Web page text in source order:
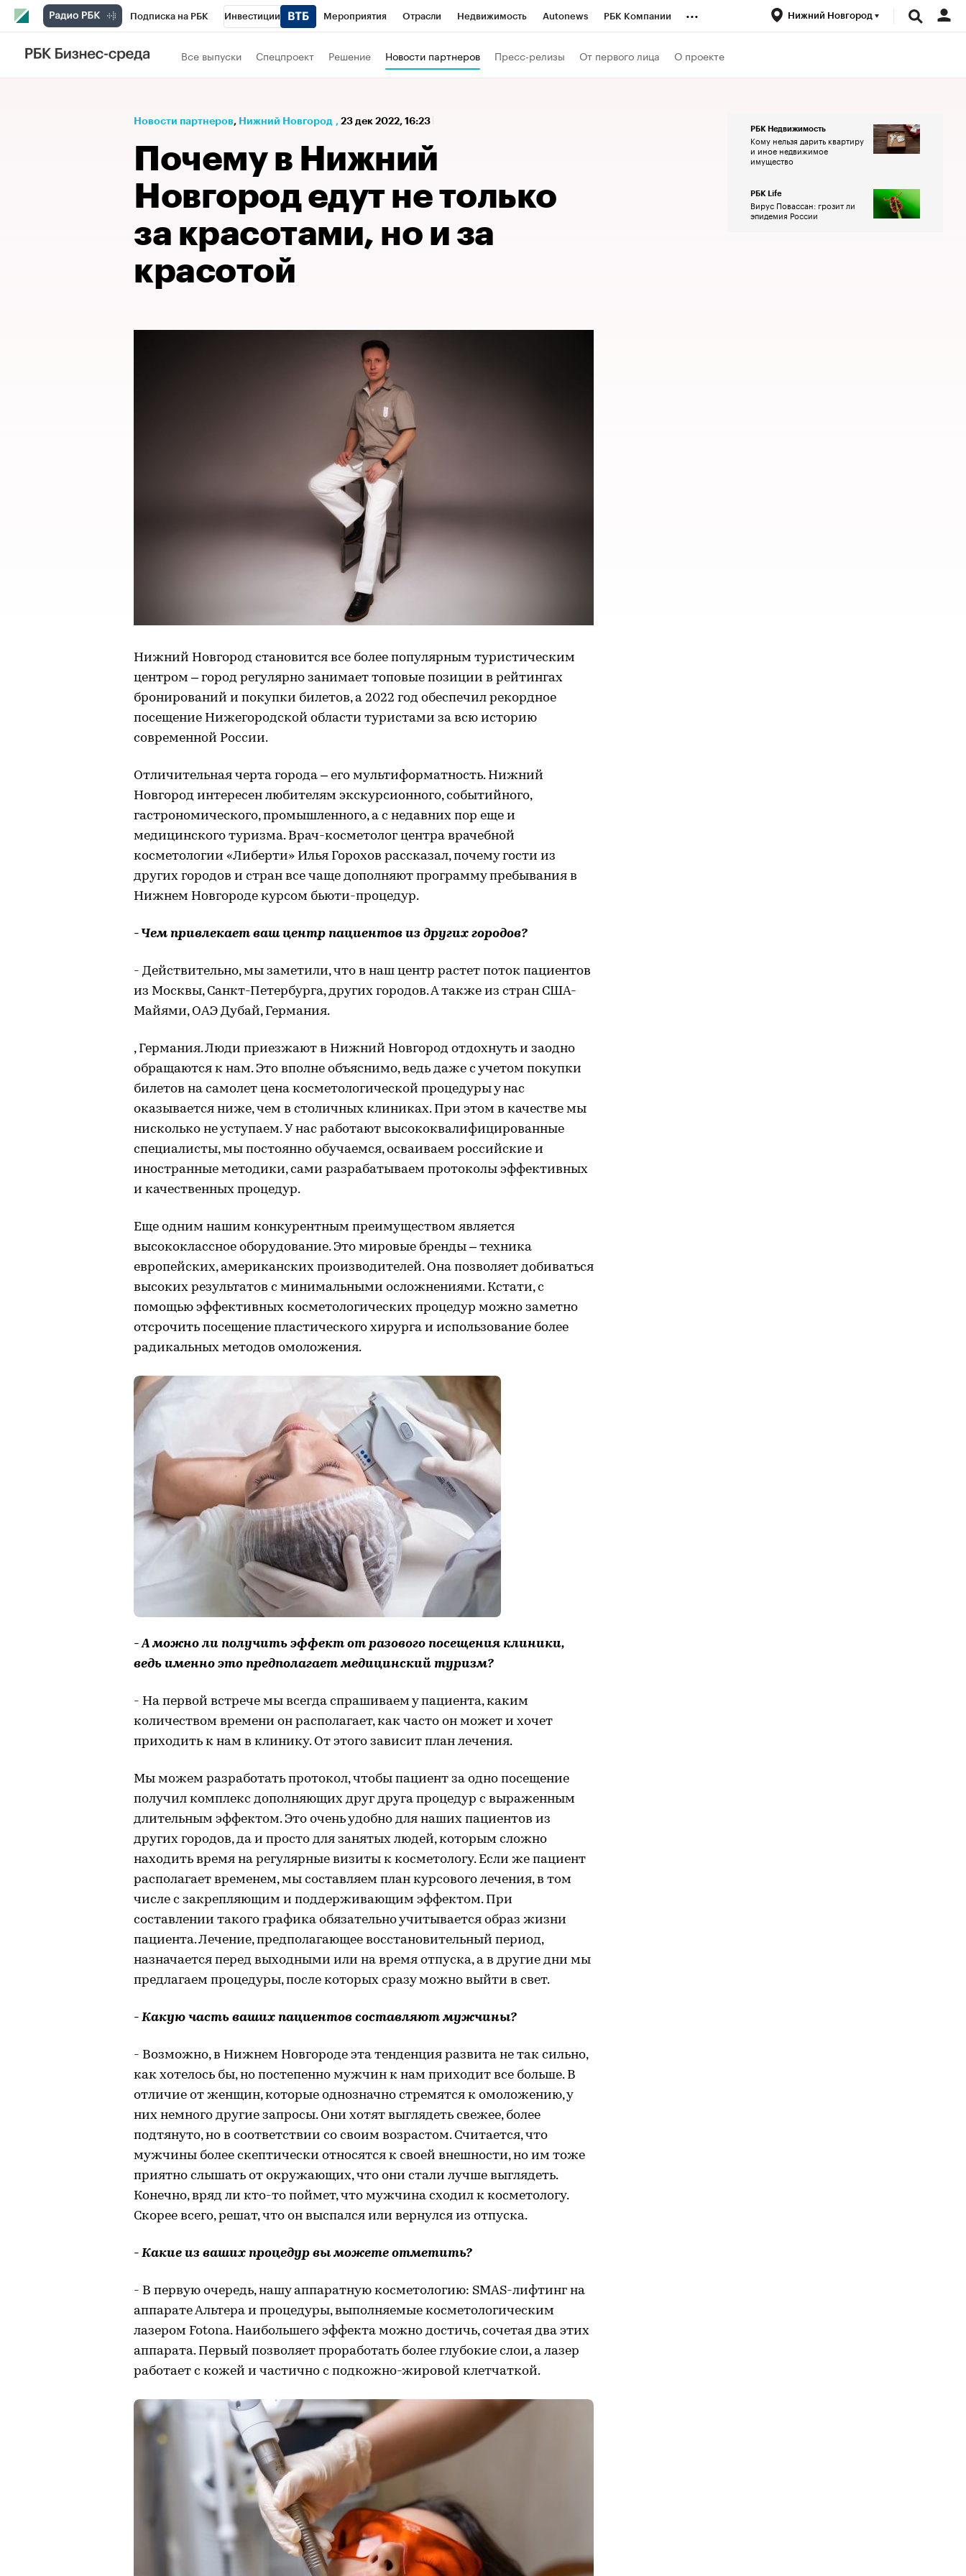
Подписка на РБК Инвестиции Мероприятия Отрасли Недвижимость Autonews РБК Компании
Телеканал
Спецпроекты Проверка контрагентов Экономика
... Нижний Новгород
Все выпуски Спецпроект Решение Новости партнеров Пресс-релизы От первого лица О проекте
Новости партнеров⁠, Нижний Новгород , 23 дек 2022, 16:23
Почему в Нижний
Новгород едут не только
за красотами, но и за
красотой
Нижний Новгород становится все более популярным туристическим
центром – город регулярно занимает топовые позиции в рейтингах
бронирований и покупки билетов, а 2022 год обеспечил рекордное
посещение Нижегородской области туристами за всю историю
современной России.
Отличительная черта города – его мультиформатность. Нижний
Новгород интересен любителям экскурсионного, событийного,
гастрономического, промышленного, а с недавних пор еще и
медицинского туризма. Врач-косметолог центра врачебной
косметологии «Либерти» Илья Горохов рассказал, почему гости из
других городов и стран все чаще дополняют программу пребывания в
Нижнем Новгороде курсом бьюти-процедур.
- Чем привлекает ваш центр пациентов из других городов?
- Действительно, мы заметили, что в наш центр растет поток пациентов
из Москвы, Санкт-Петербурга, других городов. А также из стран США-
Майями, ОАЭ Дубай, Германия.
, Германия. Люди приезжают в Нижний Новгород отдохнуть и заодно
обращаются к нам. Это вполне объяснимо, ведь даже с учетом покупки
билетов на самолет цена косметологической процедуры у нас
оказывается ниже, чем в столичных клиниках. При этом в качестве мы
нисколько не уступаем. У нас работают высококвалифицированные
специалисты, мы постоянно обучаемся, осваиваем российские и
иностранные методики, сами разрабатываем протоколы эффективных
и качественных процедур.
Еще одним нашим конкурентным преимуществом является
высококлассное оборудование. Это мировые бренды – техника
европейских, американских производителей. Она позволяет добиваться
высоких результатов с минимальными осложнениями. Кстати, с
помощью эффективных косметологических процедур можно заметно
отсрочить посещение пластического хирурга и использование более
радикальных методов омоложения.
- А можно ли получить эффект от разового посещения клиники,
ведь именно это предполагает медицинский туризм?
- На первой встрече мы всегда спрашиваем у пациента, каким
количеством времени он располагает, как часто он может и хочет
приходить к нам в клинику. От этого зависит план лечения.
Мы можем разработать протокол, чтобы пациент за одно посещение
получил комплекс дополняющих друг друга процедур с выраженным
длительным эффектом. Это очень удобно для наших пациентов из
других городов, да и просто для занятых людей, которым сложно
находить время на регулярные визиты к косметологу. Если же пациент
располагает временем, мы составляем план курсового лечения, в том
числе с закрепляющим и поддерживающим эффектом. При
составлении такого графика обязательно учитывается образ жизни
пациента. Лечение, предполагающее восстановительный период,
назначается перед выходными или на время отпуска, а в другие дни мы
предлагаем процедуры, после которых сразу можно выйти в свет.
- Какую часть ваших пациентов составляют мужчины?
- Возможно, в Нижнем Новгороде эта тенденция развита не так сильно,
как хотелось бы, но постепенно мужчин к нам приходит все больше. В
отличие от женщин, которые однозначно стремятся к омоложению, у
них немного другие запросы. Они хотят выглядеть свежее, более
подтянуто, но в соответствии со своим возрастом. Считается, что
мужчины более скептически относятся к своей внешности, но им тоже
приятно слышать от окружающих, что они стали лучше выглядеть.
Конечно, вряд ли кто-то поймет, что мужчина сходил к косметологу.
Скорее всего, решат, что он выспался или вернулся из отпуска.
- Какие из ваших процедур вы можете отметить?
- В первую очередь, нашу аппаратную косметологию: SMAS-лифтинг на
аппарате Альтера и процедуры, выполняемые косметологическим
лазером Fotona. Наибольшего эффекта можно достичь, сочетая два этих
аппарата. Первый позволяет проработать более глубокие слои, а лазер
работает с кожей и частично с подкожно-жировой клетчаткой.
РБК Недвижимость
Кому нельзя дарить квартиру
и иное недвижимое
имущество
РБК Life
Вирус Повассан: грозит ли
эпидемия России